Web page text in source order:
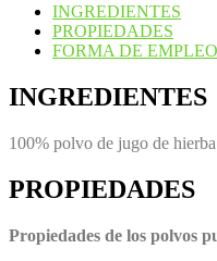
INGREDIENTES
PROPIEDADES
FORMA DE EMPLEO
INGREDIENTES
100% polvo de jugo de
PROPIEDADES
Propiedades de los polvos